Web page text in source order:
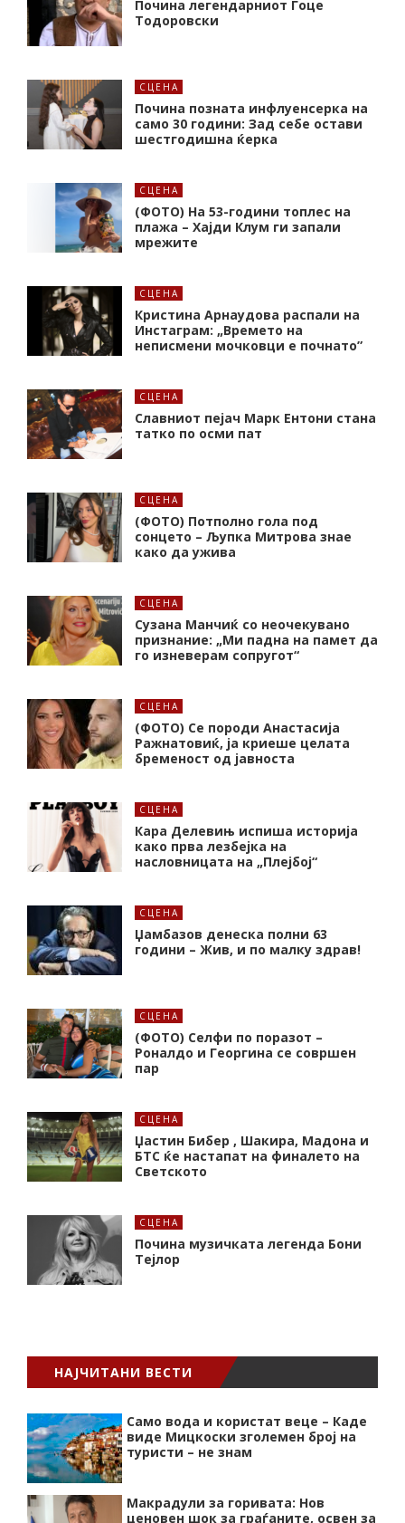
Почина легендарниот Гоце
Тодоровски
СЦЕНА
Почина позната инфлуенсерка на
само 30 години: Зад себе остави
шестгодишна ќерка
СЦЕНА
(ФОТО) На 53-години топлес на
плажа – Хајди Клум ги запали
мрежите
СЦЕНА
Кристина Арнаудова распали на
Инстаграм: „Времето на
неписмени мочковци е почнато”
СЦЕНА
Славниот пејач Марк Ентони стана
татко по осми пат
СЦЕНА
(ФОТО) Потполно гола под
сонцето – Љупка Митрова знае
како да ужива
СЦЕНА
Сузана Манчиќ со неочекувано
признание: „Ми падна на памет да
го изневерам сопругот“
СЦЕНА
(ФОТО) Се породи Анастасија
Ражнатовиќ, ја криеше целата
бременост од јавноста
СЦЕНА
Кара Делевињ испиша историја
како прва лезбејка на
насловницата на „Плејбој“
СЦЕНА
Џамбазов денеска полни 63
години – Жив, и по малку здрав!
СЦЕНА
(ФОТО) Селфи по поразот –
Роналдо и Георгина се совршен
пар
СЦЕНА
Џастин Бибер , Шакира, Мадона и
БТС ќе настапат на финалето на
Светското
СЦЕНА
Почина музичката легенда Бони
Тејлор
НАЈЧИТАНИ ВЕСТИ
Само вода и користат веце – Каде
виде Мицкоски зголемен број на
туристи – не знам
Макрадули за горивата: Нов
ценовен шок за граѓаните, освен за